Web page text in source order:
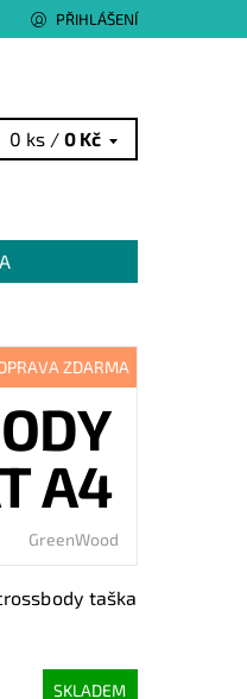
PŘIHLÁŠENÍ
0 ks /0 Kč
ZDARMA
A4
GreenWood
taška
SKLADEM